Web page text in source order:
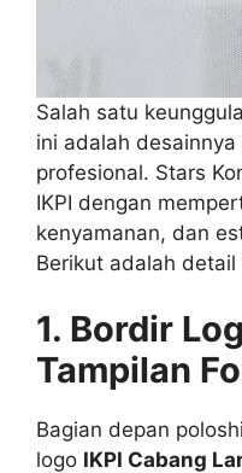
Salah satu
ini adalah
profesional. Stars
IKPI dengan
kenyamanan, dan
Berikut adalah detail
1. Bordir
Tampilan
Bagian depan
logo IKPI Cabang